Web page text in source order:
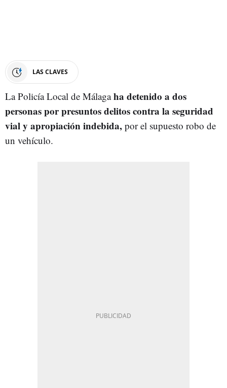
LAS CLAVES
La Policía Local de Málagaha detenido a dos
personas por presuntos delitos contra la seguridad
vial y apropiación indebida, por el supuesto robo de
un vehículo.